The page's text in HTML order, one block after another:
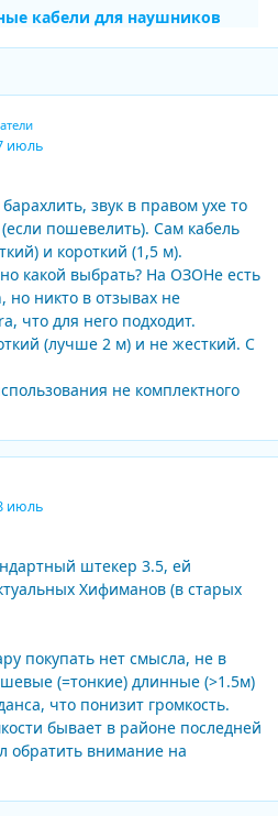
кабели для наушников
июль
звук в правом ухе то
пошевелить). Сам кабель
и короткий (1,5 м).
какой выбрать? На ОЗОНе есть
но никто в отзывах не
что для него подходит.
(лучше 2 м) и не жесткий. С
не комплектного
июль
штекер 3.5, ей
Хифиманов (в старых
покупать нет смысла, не в
(=тонкие) длинные (>1.5м)
что понизит громкость.
бывает в районе последней
обратить внимание на